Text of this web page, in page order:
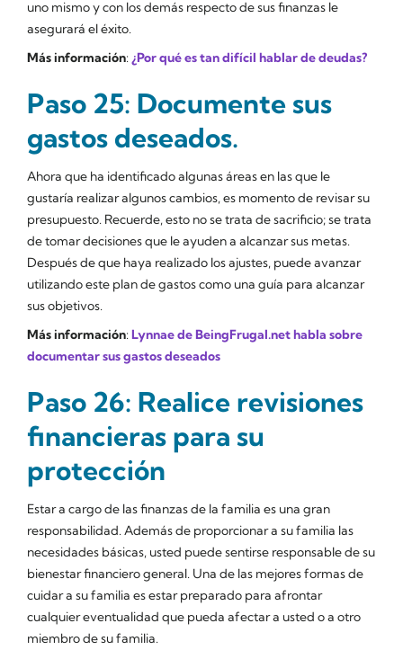
uno mismo y con los demás respecto de sus finanzas le
asegurará el éxito.
Más información: ¿Por qué es tan difícil hablar de deudas?
Paso 25: Documente sus
gastos deseados.
Ahora que ha identificado algunas áreas en las que le
gustaría realizar algunos cambios, es momento de revisar su
presupuesto. Recuerde, esto no se trata de sacrificio; se trata
de tomar decisiones que le ayuden a alcanzar sus metas.
Después de que haya realizado los ajustes, puede avanzar
utilizando este plan de gastos como una guía para alcanzar
sus objetivos.
Más información: Lynnae de BeingFrugal.net habla sobre
documentar sus gastos deseados
Paso 26: Realice revisiones
financieras para su
protección
Estar a cargo de las finanzas de la familia es una gran
responsabilidad. Además de proporcionar a su familia las
necesidades básicas, usted puede sentirse responsable de su
bienestar financiero general. Una de las mejores formas de
cuidar a su familia es estar preparado para afrontar
cualquier eventualidad que pueda afectar a usted o a otro
miembro de su familia.